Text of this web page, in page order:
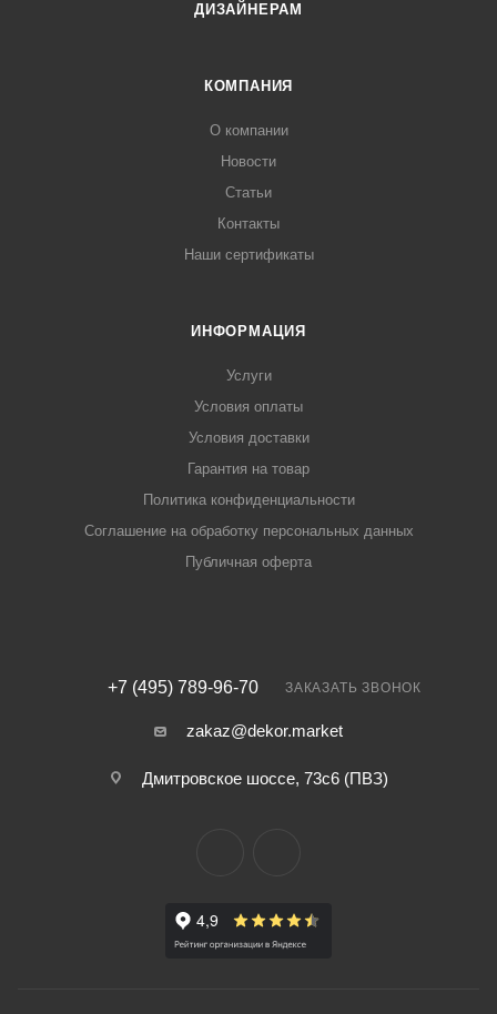
ДИЗАЙНЕРАМ
КОМПАНИЯ
О компании
Новости
Статьи
Контакты
Наши сертификаты
ИНФОРМАЦИЯ
Услуги
Условия оплаты
Условия доставки
Гарантия на товар
Политика конфиденциальности
Соглашение на обработку персональных данных
Публичная оферта
+7 (495) 789-96-70 ЗАКАЗАТЬ ЗВОНОК
zakaz@dekor.market
Дмитровское шоссе, 73с6 (ПВЗ)